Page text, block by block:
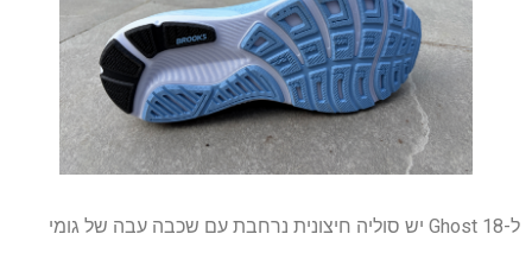
ל-Ghost 18 יש סוליה חיצונית נרחבת עם שכבה עבה של גומי